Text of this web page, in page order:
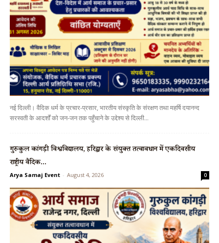
नई दिल्ली। वैदिक धर्म के प्रचार-प्रसार, भारतीय संस्कृति के संरक्षण तथा महर्षि दयानन्द
सरस्वती के आदर्शों को जन-जन तक पहुँचाने के उद्देश्य से दिल्ली...
गुरुकुल कांगड़ी विश्वविद्यालय, हरिद्वार के संयुक्त तत्वावधान में एकदिवसीय
राष्ट्रीय वैदिक...
Arya Samaj Event - August 4, 2026 0